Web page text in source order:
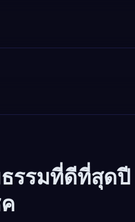
รรมที่ดีที่สุดปี